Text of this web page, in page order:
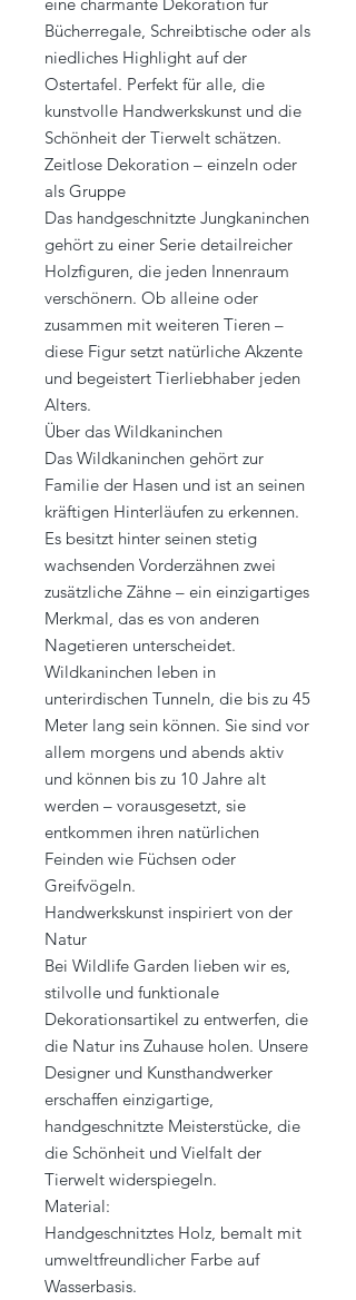
Bücherregale, Schreibtische oder als
niedliches Highlight auf der
Ostertafel. Perfekt für alle, die
kunstvolle Handwerkskunst und die
Schönheit der Tierwelt schätzen.
Zeitlose Dekoration – einzeln oder
als Gruppe
Das handgeschnitzte Jungkaninchen
gehört zu einer Serie detailreicher
Holzfiguren, die jeden Innenraum
verschönern. Ob alleine oder
zusammen mit weiteren Tieren –
diese Figur setzt natürliche Akzente
und begeistert Tierliebhaber jeden
Alters.
Über das Wildkaninchen
Das Wildkaninchen gehört zur
Familie der Hasen und ist an seinen
kräftigen Hinterläufen zu erkennen.
Es besitzt hinter seinen stetig
wachsenden Vorderzähnen zwei
zusätzliche Zähne – ein einzigartiges
Merkmal, das es von anderen
Nagetieren unterscheidet.
Wildkaninchen leben in
unterirdischen Tunneln, die bis zu 45
Meter lang sein können. Sie sind vor
allem morgens und abends aktiv
und können bis zu 10 Jahre alt
werden – vorausgesetzt, sie
entkommen ihren natürlichen
Feinden wie Füchsen oder
Greifvögeln.
Handwerkskunst inspiriert von der
Natur
Bei Wildlife Garden lieben wir es,
stilvolle und funktionale
Dekorationsartikel zu entwerfen, die
die Natur ins Zuhause holen. Unsere
Designer und Kunsthandwerker
erschaffen einzigartige,
handgeschnitzte Meisterstücke, die
die Schönheit und Vielfalt der
Tierwelt widerspiegeln.
Material:
Handgeschnitztes Holz, bemalt mit
umweltfreundlicher Farbe auf
Wasserbasis.